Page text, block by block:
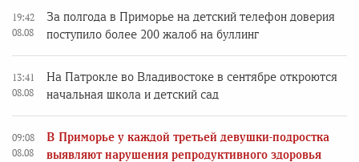
19:42
08.08
За полгода в Приморье на детский телефон доверия
поступило более 200 жалоб на буллинг
13:41
08.08
На Патрокле во Владивостоке в сентябре откроются
начальная школа и детский сад
09:08
08.08
В Приморье у каждой третьей девушки-подростка
выявляют нарушения репродуктивного здоровья